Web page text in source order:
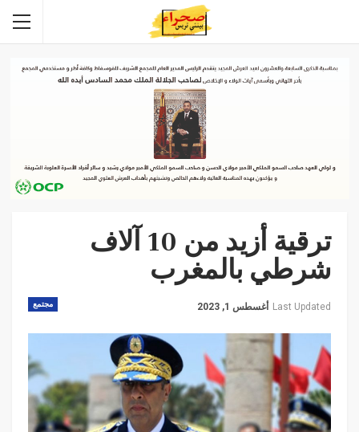
ترقية أزيد من 10 آلاف
شرطي بالمغرب
مجتمع Last Updated أغسطس 1, 2023